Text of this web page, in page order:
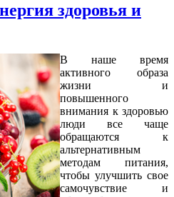
здоровья и
В наше время
активного образа
жизни и
повышенного
внимания к здоровью
люди все чаще
обращаются к
альтернативным
методам питания,
чтобы улучшить свое
самочувствие и